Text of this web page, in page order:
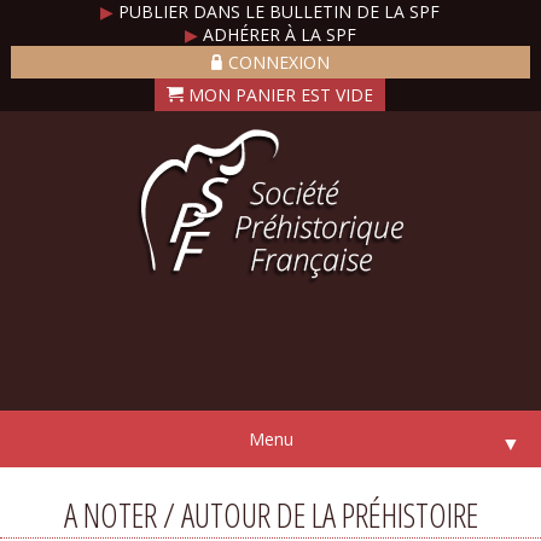
▶ PUBLIER DANS LE BULLETIN DE LA SPF
▶ADHÉRER À LA SPF
CONNEXION
Menu ▼
A NOTER / AUTOUR DE LA PRÉHISTOIRE